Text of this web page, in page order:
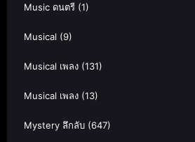
Music ดนตรี (1)
Musical (9)
Musical เพลง (131)
Musical เพลง (13)
Mystery ลึกลับ (647)